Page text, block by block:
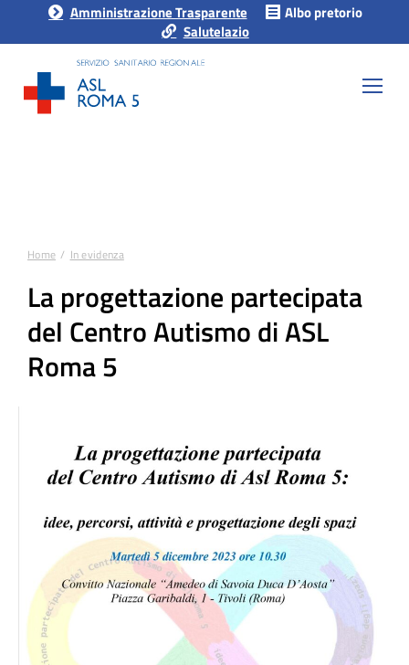
Amministrazione Trasparente
Albo pretorio
Salutelazio
Tu sei qui:
Home In evidenza
La progettazione partecipata
del Centro Autismo di ASL
Roma 5